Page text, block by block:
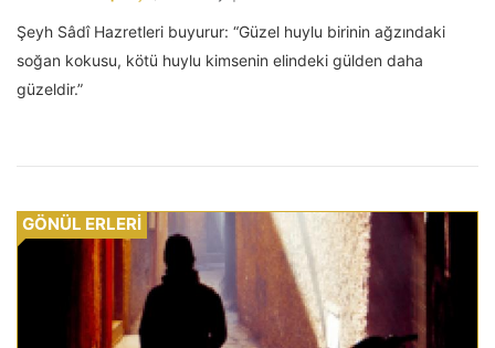
Şeyh Sâdî Hazretleri buyurur: “Güzel huylu birinin ağzındaki
soğan kokusu, kötü huylu kimsenin elindeki gülden daha
güzeldir.”
GÖNÜL ERLERİ